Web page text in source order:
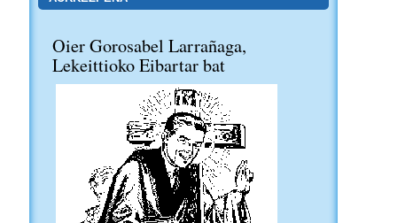
Oier Gorosabel Larrañaga,
Lekeittioko Eibartar bat